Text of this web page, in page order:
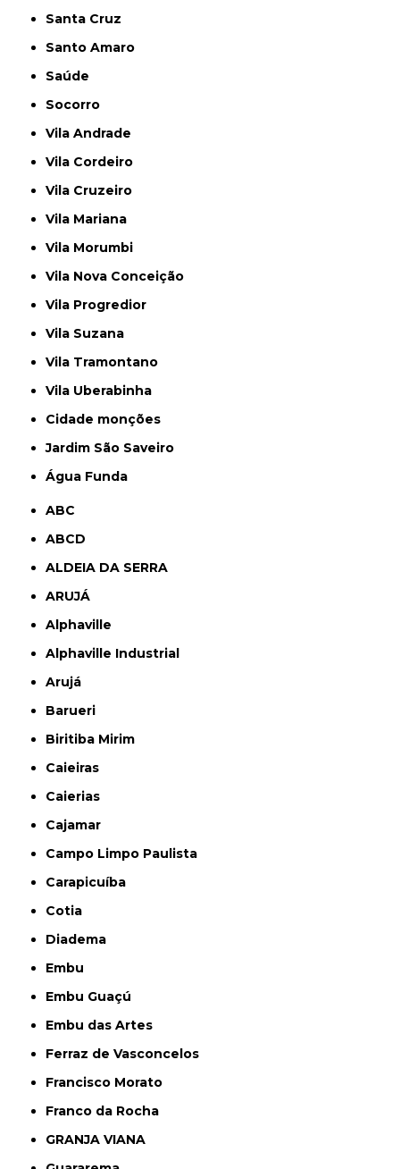
Santa Cruz
Santo Amaro
Saúde
Socorro
Vila Andrade
Vila Cordeiro
Vila Cruzeiro
Vila Mariana
Vila Morumbi
Vila Nova Conceição
Vila Progredior
Vila Suzana
Vila Tramontano
Vila Uberabinha
cidade monções
jardim São Saveiro
Água Funda
ABC
ABCD
ALDEIA DA SERRA
ARUJÁ
Alphaville
Alphaville Industrial
Arujá
Barueri
Biritiba Mirim
Caieiras
Caierias
Cajamar
Campo Limpo Paulista
Carapicuíba
Cotia
Diadema
Embu
Embu Guaçú
Embu das Artes
Ferraz de Vasconcelos
Francisco Morato
Franco da Rocha
GRANJA VIANA